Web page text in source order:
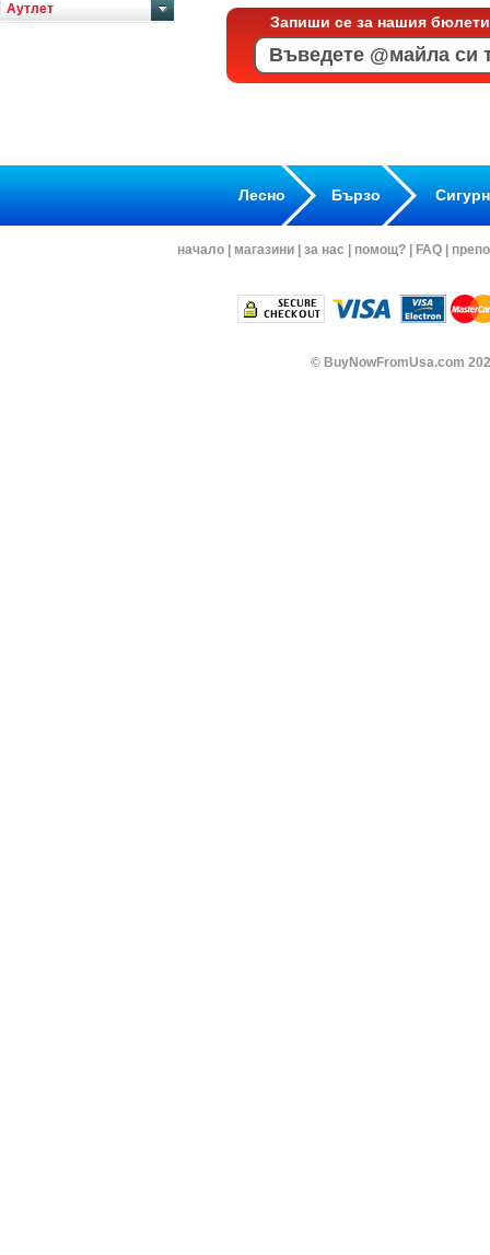
Аутлет
Запиши се за нашия
Лесно Бързо
начало магазини за нас помощ? FAQ
© BuyNowFromUsa.com